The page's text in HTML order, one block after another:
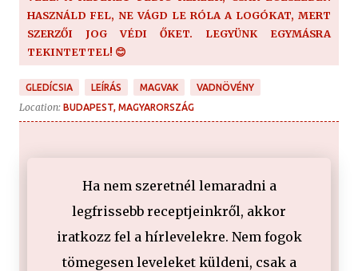
HASZNÁLD FEL, NE VÁGD LE RÓLA A LOGÓKAT, MERT
SZERZŐI JOG VÉDI ŐKET. LEGYÜNK EGYMÁSRA
TEKINTETTEL! 😊
GLEDÍCSIA LEÍRÁS MAGVAK VADNÖVÉNY
Location: BUDAPEST, MAGYARORSZÁG
Ha nem szeretnél lemaradni a
legfrissebb receptjeinkről, akkor
iratkozz fel a hírlevelekre. Nem fogok
tömegesen leveleket küldeni, csak a